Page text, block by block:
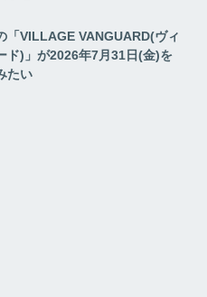
「VILLAGE VANGUARD(ヴィ
ド)」が2026年7月31日(金)を
たい